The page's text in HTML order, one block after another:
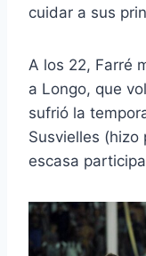
cuidar a sus
A los 22, Farré
a Longo, que
sufrió la
Susvielles (hizo
escasa